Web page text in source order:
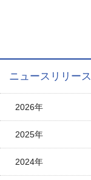
ニュースリリース
2026年
2025年
2024年